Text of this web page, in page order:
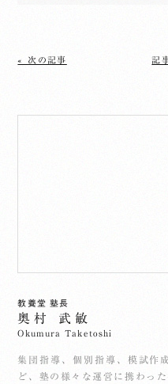
« 次の記事 記
教養堂 塾長
奥村 武敏
Okumura Taketoshi
集団指導、個別指導、模試作
ど、塾の様々な運営に携わっ